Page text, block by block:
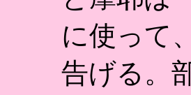
に使って
告げる。